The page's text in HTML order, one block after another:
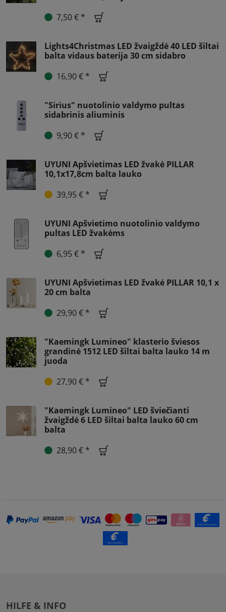
7,50 € *
Lights4Christmas LED žvaigždė 40 LED šiltai
balta vidaus baterija 30 cm sidabro
16,90 € *
"Sirius" nuotolinio valdymo pultas
sidabrinis aliuminis
9,90 € *
UYUNI Apšvietimas LED žvakė PILLAR
10,1x17,8cm balta lauko
39,95 € *
UYUNI Apšvietimo nuotolinio valdymo
pultas LED žvakėms
6,95 € *
UYUNI Apšvietimas LED žvakė PILLAR 10,1 x
20 cm balta
29,90 € *
"Kaemingk Lumineo" klasterio šviesos
grandinė 1512 LED šiltai balta lauko 14 m
juoda
27,90 € *
"Kaemingk Lumineo" LED šviečianti
žvaigždė 6 LED šiltai balta lauko 60 cm
balta
28,90 € *
HILFE & INFO